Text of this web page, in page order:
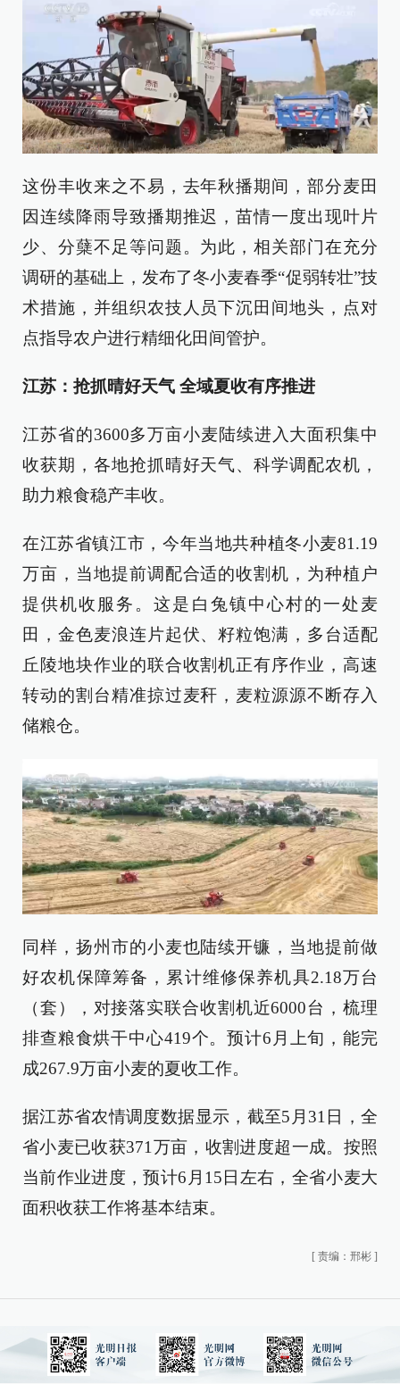
这份丰收来之不易，去年秋播期间，部分麦田
因连续降雨导致播期推迟，苗情一度出现叶片
少、分蘖不足等问题。为此，相关部门在充分
调研的基础上，发布了冬小麦春季“促弱转壮”技
术措施，并组织农技人员下沉田间地头，点对
点指导农户进行精细化田间管护。
江苏：抢抓晴好天气 全域夏收有序推进
江苏省的3600多万亩小麦陆续进入大面积集中
收获期，各地抢抓晴好天气、科学调配农机，
助力粮食稳产丰收。
在江苏省镇江市，今年当地共种植冬小麦81.19
万亩，当地提前调配合适的收割机，为种植户
提供机收服务。这是白兔镇中心村的一处麦
田，金色麦浪连片起伏、籽粒饱满，多台适配
丘陵地块作业的联合收割机正有序作业，高速
转动的割台精准掠过麦秆，麦粒源源不断存入
储粮仓。
同样，扬州市的小麦也陆续开镰，当地提前做
好农机保障筹备，累计维修保养机具2.18万台
（套），对接落实联合收割机近6000台，梳理
排查粮食烘干中心419个。预计6月上旬，能完
成267.9万亩小麦的夏收工作。
据江苏省农情调度数据显示，截至5月31日，全
省小麦已收获371万亩，收割进度超一成。按照
当前作业进度，预计6月15日左右，全省小麦大
面积收获工作将基本结束。
[ 责编：邢彬 ]